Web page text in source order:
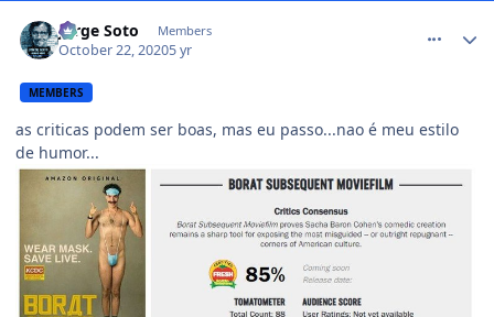
Jorge Soto Members
October 22, 20205 yr
MEMBERS
as criticas podem ser boas, mas eu passo...nao é meu estilo
de humor...